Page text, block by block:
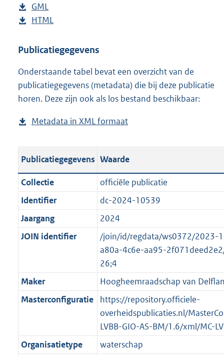
D
o
n
o
a
d
u
l
c
a
t
i
e
f
o
r
a
GML
e
t
n
d
s
r
o
t
e
:
4
,
b
D
w
l
o
a
p
b
i
c
a
t
i
n
f
o
a
HTML
s
a
n
d
g
o
t
t
e
:
o
e
k
e
Publicatiegegevens
Onderstaande tabel bevat een overzicht van de
publicatiegegevens (metadata) die bij deze publicatie
horen. Deze zijn ook als los bestand beschikbaar:
Metadata in XML formaat
t
a
n
d
g
r
o
o
t
t
e
:
2
K
Publicatiegegevens Waarde
Collectie
officiële publicatie
Identifier
dc-2024-10539
Jaargang
2024
JOIN identifier
/join/id/regdata/ws0372/2023-
a80a-4c6e-aa95-
26;4
Maker
Hoogheemraadschap van
Masterconfiguratie
https://repository.officiele-
overheidspublicaties.nl/
LVBB-GIO-AS-BM/1.6/xml/MC-
Organisatietype
waterschap